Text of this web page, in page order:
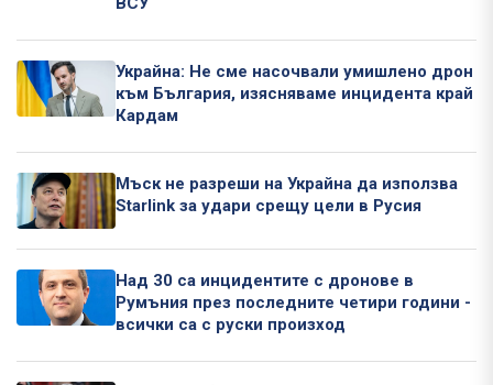
Украйна: Не сме насочвали умишлено дрон
към България, изясняваме инцидента край
Кардам
Мъск не разреши на Украйна да използва
Starlink за удари срещу цели в Русия
Над 30 са инцидентите с дронове в
Румъния през последните четири години -
всички са с руски произход